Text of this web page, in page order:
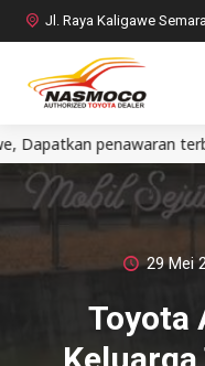
Jl. Raya Kaligawe
Home
MPV
SUV
HatchBack
penawaran terbaik
29 Mei
Toyota